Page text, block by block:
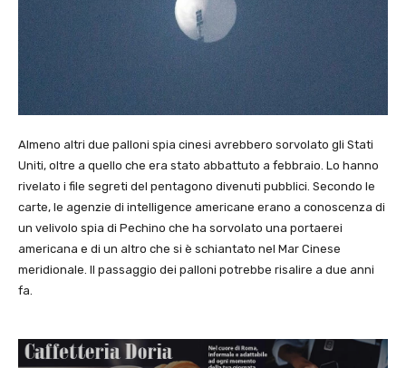
Almeno altri due palloni spia cinesi avrebbero sorvolato gli Stati
Uniti, oltre a quello che era stato abbattuto a febbraio. Lo hanno
rivelato i file segreti del pentagono divenuti pubblici. Secondo le
carte, le agenzie di intelligence americane erano a conoscenza di
un velivolo spia di Pechino che ha sorvolato una portaerei
americana e di un altro che si è schiantato nel Mar Cinese
meridionale. Il passaggio dei palloni potrebbe risalire a due anni
fa.